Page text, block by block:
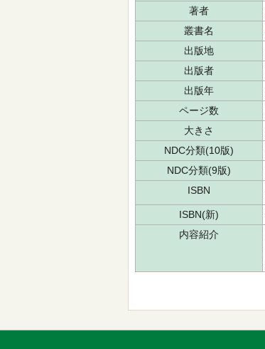
著者
叢書名
出版地
出版者
出版年
ページ数
大きさ
NDC分類(10版)
NDC分類(9版)
ISBN
ISBN(新)
内容紹介